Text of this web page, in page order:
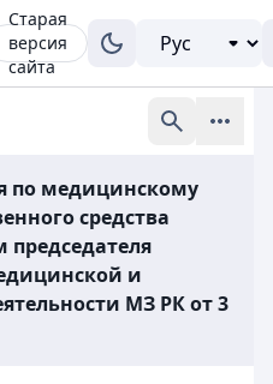
Старая
версия
сайта
по медицинскому
средства
и
МЗ РК от 3